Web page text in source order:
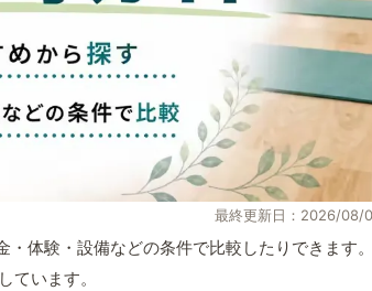
最終更新日：2026/08/
体験・設備などの条件で比較したりできます
ています。